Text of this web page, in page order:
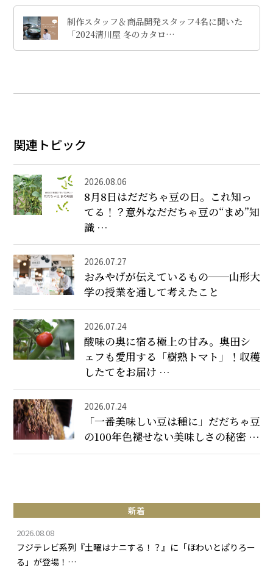
制作スタッフ＆商品開発スタッフ4名に聞いた
「2024清川屋 冬のカタロ…
新着
2026.08.08
フジテレビ系列『土曜はナニする！？』に「ほわいとぱりろー
る」が登場！…
関連トピック
2026.08.06
8月8日はだだちゃ豆の日。これ知っ
てる！？意外なだだちゃ豆の“まめ”知
識 …
2026.07.27
おみやげが伝えているもの──山形大
学の授業を通して考えたこと
2026.07.24
酸味の奥に宿る極上の甘み。奥田シ
ェフも愛用する「樹熟トマト」！収穫
したてをお届け …
2026.07.24
「一番美味しい豆は種に」だだちゃ豆
の100年色褪せない美味しさの秘密 …